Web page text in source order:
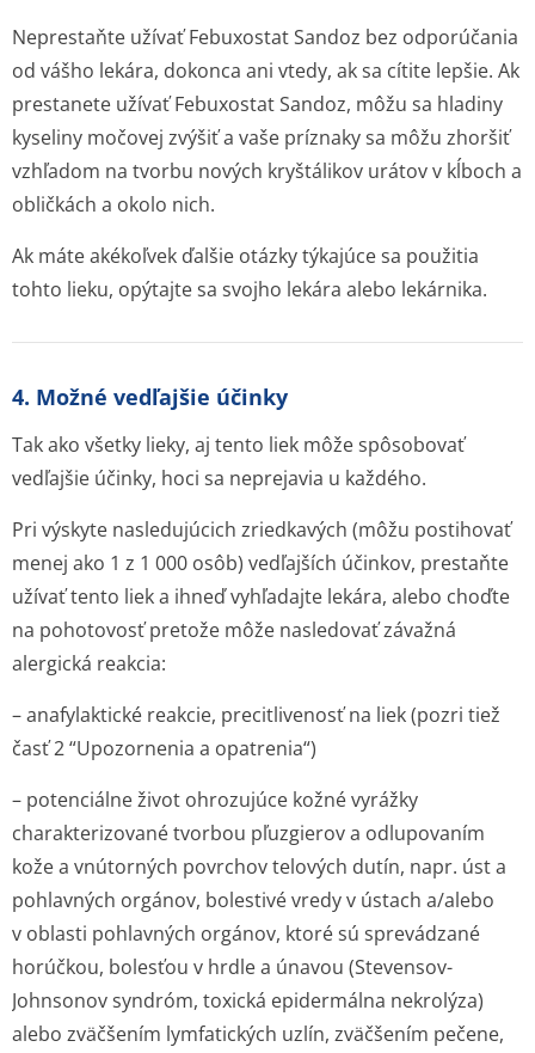
Neprestaňte užívať Febuxostat Sandoz bez odporúčania
od vášho lekára, dokonca ani vtedy, ak sa cítite lepšie. Ak
prestanete užívať Febuxostat Sandoz, môžu sa hladiny
kyseliny močovej zvýšiť a vaše príznaky sa môžu zhoršiť
vzhľadom na tvorbu nových kryštálikov urátov v kĺboch a
obličkách a okolo nich.
Ak máte akékoľvek ďalšie otázky týkajúce sa použitia
tohto lieku, opýtajte sa svojho lekára alebo lekárnika.
4. Možné vedľajšie účinky
Tak ako všetky lieky, aj tento liek môže spôsobovať
vedľajšie účinky, hoci sa neprejavia u každého.
Pri výskyte nasledujúcich zriedkavých (môžu postihovať
menej ako 1 z 1 000 osôb) vedľajších účinkov, prestaňte
užívať tento liek a ihneď vyhľadajte lekára, alebo choďte
na pohotovosť pretože môže nasledovať závažná
alergická reakcia:
– anafylaktické reakcie, precitlivenosť na liek (pozri tiež
časť 2 “Upozornenia a opatrenia“)
– potenciálne život ohrozujúce kožné vyrážky
charakterizované tvorbou pľuzgierov a odlupovaním
kože a vnútorných povrchov telových dutín, napr. úst a
pohlavných orgánov, bolestivé vredy v ústach a/alebo
v oblasti pohlavných orgánov, ktoré sú sprevádzané
horúčkou, bolesťou v hrdle a únavou (Stevensov-
Johnsonov syndróm, toxická epidermálna nekrolýza)
alebo zväčšením lymfatických uzlín, zväčšením pečene,